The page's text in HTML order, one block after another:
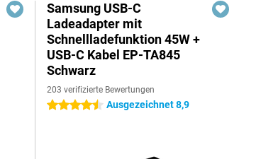
Samsung USB-C
Ladeadapter mit
Schnellladefunktion 45W +
USB-C Kabel EP-TA845
Schwarz
203 verifizierte Bewertungen
4.5 Sterne Ausgezeichnet 8,9